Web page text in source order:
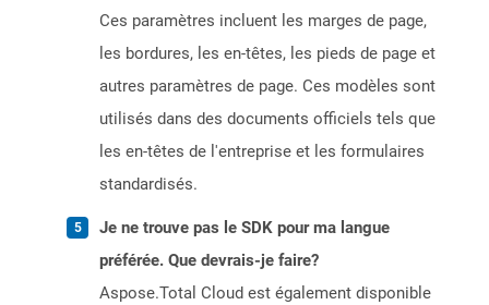
Ces paramètres incluent les marges de page,
les bordures, les en-têtes, les pieds de page et
autres paramètres de page. Ces modèles sont
utilisés dans des documents officiels tels que
les en-têtes de l'entreprise et les formulaires
standardisés.
Je ne trouve pas le SDK pour ma langue
préférée. Que devrais-je faire?
Aspose.Total Cloud est également disponible